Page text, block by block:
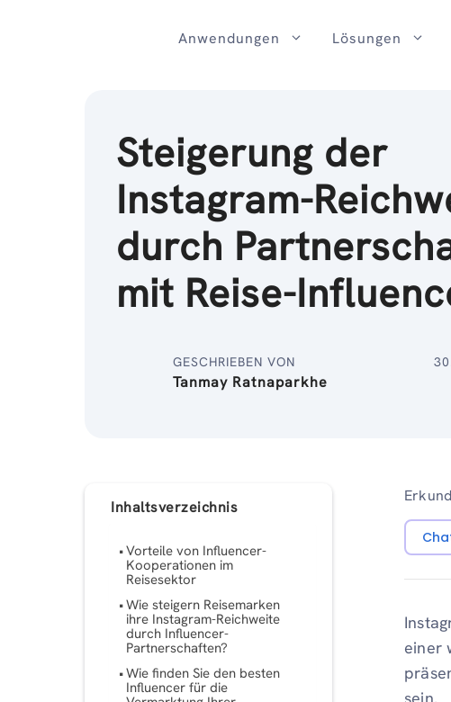
Anwendungen Lösungen
Steigerung der
Instagram-
durch
mit Reise-
GESCHRIEBEN VON
Tanmay Ratnaparkhe
Inhaltsverzeichnis
Vorteile von Influencer-
Kooperationen im
Reisesektor
Wie steigern Reisemarken
ihre Instagram-Reichweite
durch Influencer-
Partnerschaften?
Wie finden Sie den besten
Influencer für die
einer
sein.